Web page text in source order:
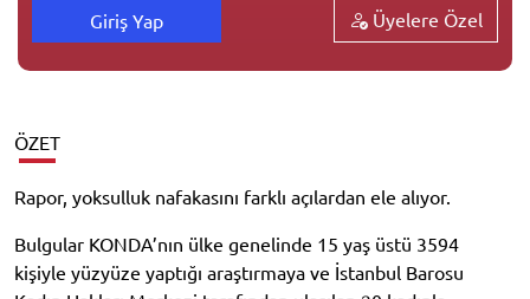
Giriş Yap Üyelere Özel
ÖZET
Rapor, yoksulluk nafakasını farklı açılardan ele alıyor.
Bulgular KONDA’nın ülke genelinde 15 yaş üstü 3594
kişiyle yüzyüze yaptığı araştırmaya ve İstanbul Barosu